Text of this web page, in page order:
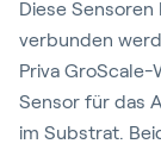
Diese
verbunden
Priva
Sensor für das
im Substrat.